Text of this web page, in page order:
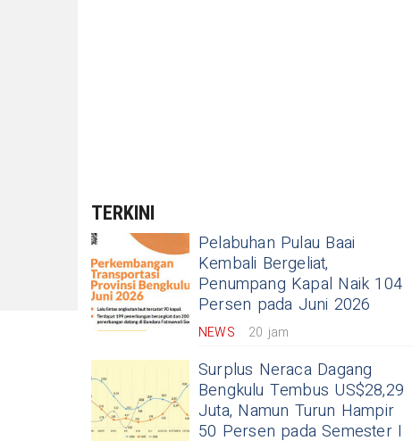
TERKINI
Pelabuhan Pulau Baai
Kembali Bergeliat,
Penumpang Kapal Naik 104
Persen pada Juni 2026
NEWS 20 jam
Surplus Neraca Dagang
Bengkulu Tembus US$28,29
Juta, Namun Turun Hampir
50 Persen pada Semester I